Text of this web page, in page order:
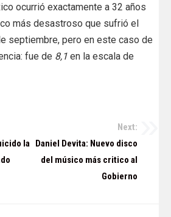
ocurrió exactamente a 32 años
más desastroso que sufrió el
septiembre, pero en este caso de
fue de 8,1 en la escala de
la
Next:
Daniel Devita: Nuevo disco
del músico más critico al
Gobierno